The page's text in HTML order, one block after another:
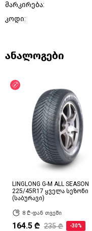
მარკირება:
კოდი:
ანალოგები
LINGLONG G-M ALL SEASON
225/45R17 ყველა სეზონი
(საბურავი)
8 ₾-დან თვეში
164.5 ₾ 235 ₾ -30%